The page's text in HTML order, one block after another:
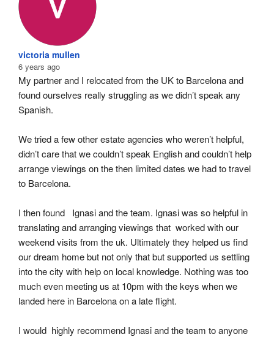
victoria mullen
6 years ago
My partner and I relocated from the UK to Barcelona and
found ourselves really struggling as we didn’t speak any
Spanish.
We tried a few other estate agencies who weren’t helpful,
didn’t care that we couldn’t speak English and couldn’t help
arrange viewings on the then limited dates we had to travel
to Barcelona.
I then found   Ignasi and the team. Ignasi was so helpful in
translating and arranging viewings that  worked with our
weekend visits from the uk. Ultimately they helped us find
our dream home but not only that but supported us settling
into the city with help on local knowledge. Nothing was too
much even meeting us at 10pm with the keys when we
landed here in Barcelona on a late flight.
I would  highly recommend Ignasi and the team to anyone